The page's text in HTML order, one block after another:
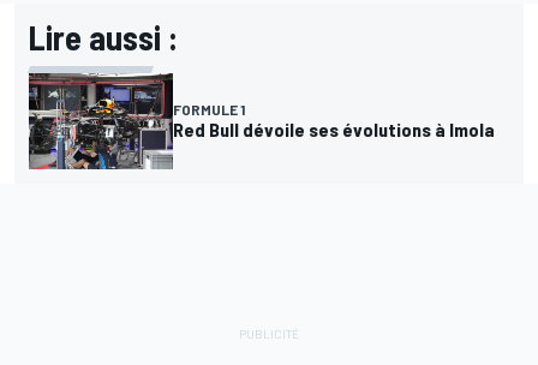
Lire aussi :
FORMULE 1
Red Bull dévoile ses évolutions à Imola